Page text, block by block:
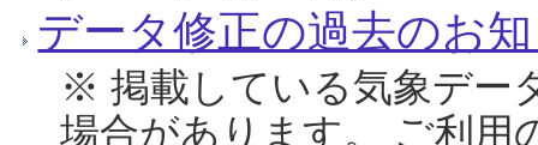
データ修正の過去のお
※ 掲載している気象デー
場合があります。 ご利用